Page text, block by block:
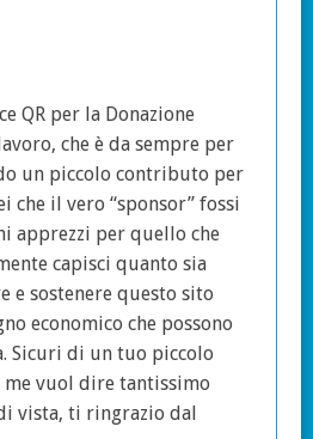
QR per la Donazione
che è da sempre per
un piccolo contributo per
che il vero “sponsor” fossi
apprezzi per quello che
capisci quanto sia
e sostenere questo sito
economico che possono
Sicuri di un tuo piccolo
vuol dire tantissimo
vista, ti ringrazio dal